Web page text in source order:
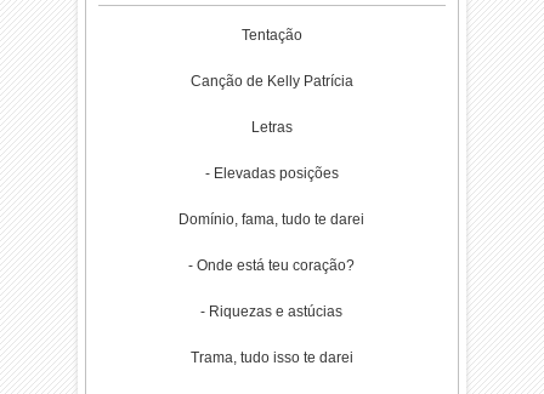
Tentação
Canção de Kelly Patrícia
Letras
- Elevadas posições
Domínio, fama, tudo te darei
- Onde está teu coração?
- Riquezas e astúcias
Trama, tudo isso te darei